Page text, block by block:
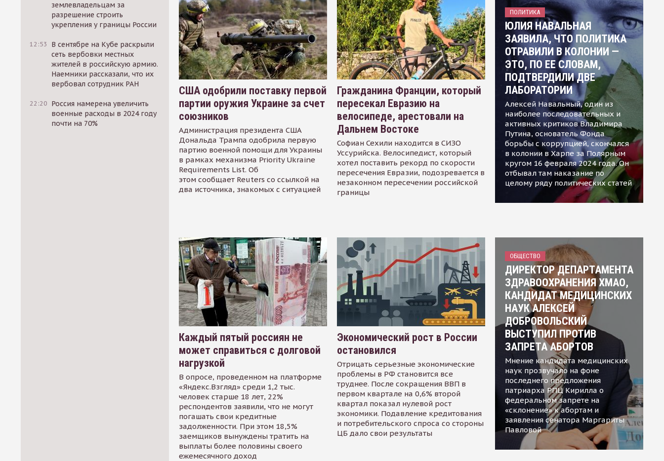
землевладельцам за
разрешение строить
укрепления у границы России
12:53
В сентябре на Кубе раскрыли
сеть вербовки местных
жителей в российскую армию.
Наемники рассказали, что их
вербовал сотрудник РАН
22:20 Россия намерена увеличить
военные расходы в 2024 году
почти на 70%
США одобрили поставку первой
партии оружия Украине за счет
союзников
Администрация президента США
Дональда Трампа одобрила первую
партию военной помощи для Украины
в рамках механизма Priority Ukraine
Requirements List. Об
этом сообщает Reuters со ссылкой на
два источника, знакомых с ситуацией
Гражданина Франции, который
пересекал Евразию на
велосипеде, арестовали на
Дальнем Востоке
Софиан Сехили находится в СИЗО
Уссурийска. Велосипедист, который
хотел поставить рекорд по скорости
пересечения Евразии, подозревается в
незаконном пересечении российской
границы
ПОЛИТИКА
ЮЛИЯ НАВАЛЬНАЯ
ЗАЯВИЛА, ЧТО ПОЛИТИКА
ОТРАВИЛИ В КОЛОНИИ —
ЭТО, ПО ЕЕ СЛОВАМ,
ПОДТВЕРДИЛИ ДВЕ
ЛАБОРАТОРИИ
Алексей Навальный, один из
наиболее последовательных и
активных критиков Владимира
Путина, основатель Фонда
борьбы с коррупцией, скончался
в колонии в Харпе за Полярным
кругом 16 февраля 2024 года. Он
отбывал там наказание по
целому ряду политических статей
Каждый пятый россиян не
может справиться с долговой
нагрузкой
В опросе, проведенном на платформе
«Яндекс.Взгляд» среди 1,2 тыс.
человек старше 18 лет, 22%
респондентов заявили, что не могут
погашать свои кредитные
задолженности. При этом 18,5%
заемщиков вынуждены тратить на
выплаты более половины своего
ежемесячного доход
Экономический рост в России
остановился
Отрицать серьезные экономические
проблемы в РФ становится все
труднее. После сокращения ВВП в
первом квартале на 0,6% второй
квартал показал нулевой рост
экономики. Подавление кредитования
и потребительского спроса со стороны
ЦБ дало свои результаты
ОБЩЕСТВО
ДИРЕКТОР ДЕПАРТАМЕНТА
ЗДРАВООХРАНЕНИЯ ХМАО,
КАНДИДАТ МЕДИЦИНСКИХ
НАУК АЛЕКСЕЙ
ДОБРОВОЛЬСКИЙ
ВЫСТУПИЛ ПРОТИВ
ЗАПРЕТА АБОРТОВ
Мнение кандидата медицинских
наук прозвучало на фоне
последнего предложения
патриарха РПЦ Кирилла о
федеральном запрете на
«склонение» к абортам и
заявления сенатора Маргариты
Павловой